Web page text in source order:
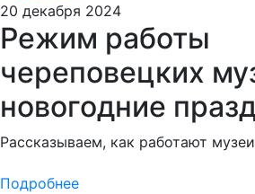
20 декабря 2024
Режим работы
череповецких
новогодние
Рассказываем, как работают
Подробнее